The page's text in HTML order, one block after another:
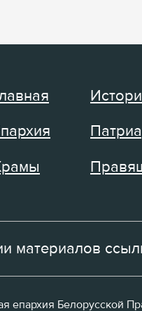
материалов
епархия Белорусской